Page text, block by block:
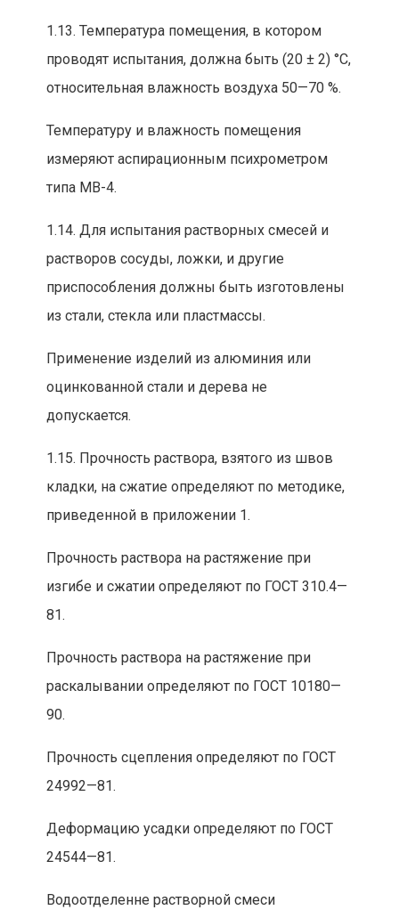
1.13. Температура помещения, в котором
проводят испытания, должна быть (20 ± 2) °С,
относительная влажность воздуха 50—70 %.
Температуру и влажность помещения
измеряют аспирационным психрометром
типа МВ-4.
1.14. Для испытания растворных смесей и
растворов сосуды, ложки, и другие
приспособления должны быть изготовлены
из стали, стекла или пластмассы.
Применение изделий из алюминия или
оцинкованной стали и дерева не
допускается.
1.15. Прочность раствора, взятого из швов
кладки, на сжатие определяют по методике,
приведенной в приложении 1.
Прочность раствора на растяжение при
изгибе и сжатии определяют по ГОСТ 310.4—
81.
Прочность раствора на растяжение при
раскалывании определяют по ГОСТ 10180—
90.
Прочность сцепления определяют по ГОСТ
24992—81.
Деформацию усадки определяют по ГОСТ
24544—81.
Водоотделенне растворной смеси